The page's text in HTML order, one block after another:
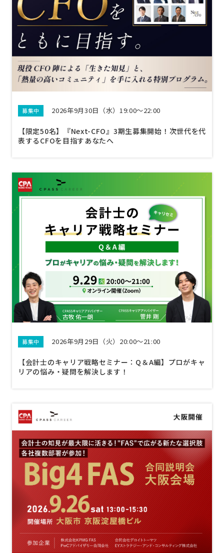
募集中 2026年9月30日（水）19:00～22:00
【限定50名】『Next-CFO』3期生募集開始！次世代を代
表するCFOを目指すあなたへ
募集中 2026年9月29日（火）20:00～21:00
【会計士のキャリア戦略セミナー：Q＆A編】プロがキャ
リアの悩み・疑問を解決します！